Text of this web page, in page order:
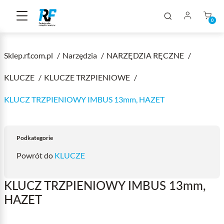
0
Sklep.rf.com.pl Narzędzia NARZĘDZIA RĘCZNE
KLUCZE KLUCZE TRZPIENIOWE
KLUCZ TRZPIENIOWY IMBUS 13mm, HAZET
Podkategorie
Powrót do KLUCZE
KLUCZ TRZPIENIOWY IMBUS 13mm,
HAZET